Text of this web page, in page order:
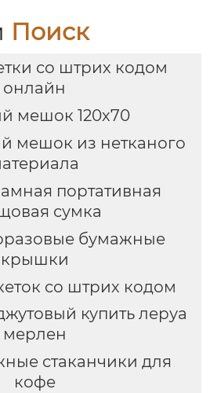
Поиск
со штрих кодом
онлайн
мешок 120х70
мешок из нетканого
портативная
сумка
бумажные
крышки
со штрих кодом
купить леруа
мерлен
стаканчики для
кофе